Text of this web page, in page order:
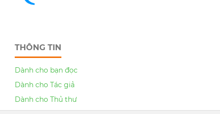
THÔNG TIN
Dành cho bạn đọc
Dành cho Tác giả
Dành cho Thủ thư